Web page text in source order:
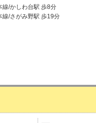
線/かしわ台駅 歩8分
線/さがみ野駅 歩19分